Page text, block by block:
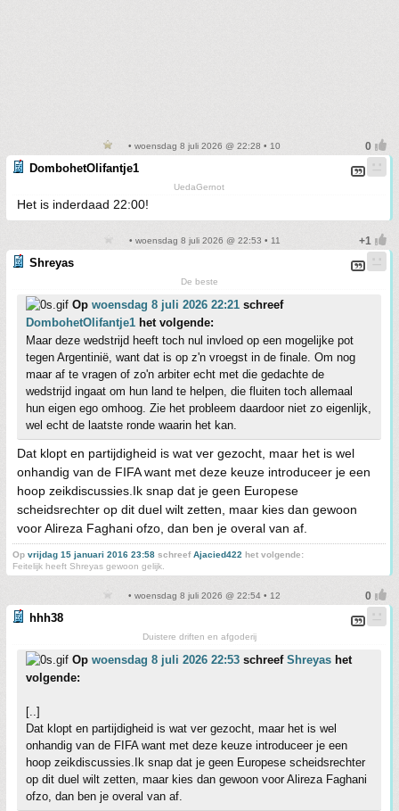
• woensdag 8 juli 2026 @ 22:28 • 10
DombohetOlifantje1
UedaGernot
Het is inderdaad 22:00!
• woensdag 8 juli 2026 @ 22:53 • 11
Shreyas
De beste
Op woensdag 8 juli 2026 22:21 schreef
DombohetOlifantje1 het volgende:
Maar deze wedstrijd heeft toch nul invloed op een mogelijke pot
tegen Argentinië, want dat is op z'n vroegst in de finale. Om nog
maar af te vragen of zo'n arbiter echt met die gedachte de
wedstrijd ingaat om hun land te helpen, die fluiten toch allemaal
hun eigen ego omhoog. Zie het probleem daardoor niet zo eigenlijk,
wel echt de laatste ronde waarin het kan.
Dat klopt en partijdigheid is wat ver gezocht, maar het is wel
onhandig van de FIFA want met deze keuze introduceer je een
hoop zeikdiscussies.Ik snap dat je geen Europese
scheidsrechter op dit duel wilt zetten, maar kies dan gewoon
voor Alireza Faghani ofzo, dan ben je overal van af.
Op vrijdag 15 januari 2016 23:58 schreefAjacied422 het volgende:
Feitelijk heeft Shreyas gewoon gelijk.
• woensdag 8 juli 2026 @ 22:54 • 12
hhh38
Duistere driften en afgoderij
Op woensdag 8 juli 2026 22:53 schreef Shreyas het
volgende:
[..]
Dat klopt en partijdigheid is wat ver gezocht, maar het is wel
onhandig van de FIFA want met deze keuze introduceer je een
hoop zeikdiscussies.Ik snap dat je geen Europese scheidsrechter
op dit duel wilt zetten, maar kies dan gewoon voor Alireza Faghani
ofzo, dan ben je overal van af.